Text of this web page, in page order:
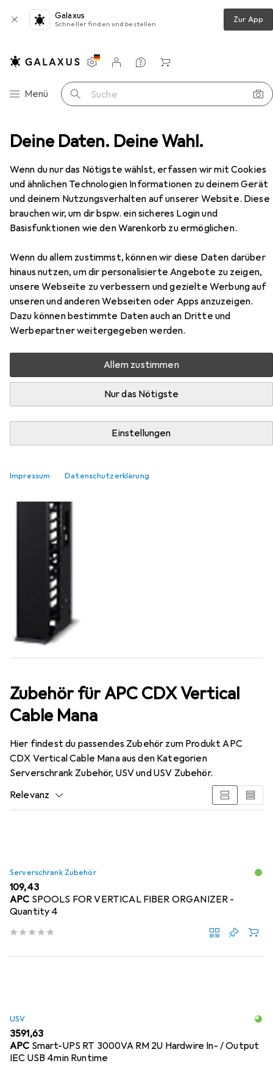
Deine Daten. Deine Wahl.
Wenn du nur das Nötigste wählst, erfassen wir mit Cookies
und ähnlichen Technologien Informationen zu deinem Gerät
und deinem Nutzungsverhalten auf unserer Website. Diese
brauchen wir, um dir bspw. ein sicheres Login und
Basisfunktionen wie den Warenkorb zu ermöglichen.
Wenn du allem zustimmst, können wir diese Daten darüber
hinaus nutzen, um dir personalisierte Angebote zu zeigen,
unsere Webseite zu verbessern und gezielte Werbung auf
unseren und anderen Webseiten oder Apps anzuzeigen.
Dazu können bestimmte Daten auch an Dritte und
Werbepartner weitergegeben werden.
Allem zustimmen
Nur das Nötigste
Einstellungen
Impressum Datenschutzerklärung
Galaxus
Schneller finden und bestellen Zur App
Navigation nach Kategorien
Menü Suche
Einstellungen
Kundenkonto
Vergleichslisten
Merklisten
Warenkorb
USV Zubehör APC CDX Vertical Cable Mana
EUR
848,43
APCCDX Vertical Cable Mana
Zubehör für APC CDX Vertical
Cable Mana
Hier findest du passendes Zubehör zum Produkt APC
CDX Vertical Cable Mana aus den Kategorien
Serverschrank Zubehör, USV und USV Zubehör.
Relevanz
Serverschrank Zubehör
EUR
109,43
APC SPOOLS FOR VERTICAL FIBER ORGANIZER -
Quantity 4
USV
EUR
3591,63
APC Smart-UPS RT 3000VA RM 2U Hardwire In- / Output
IEC USB 4min Runtime